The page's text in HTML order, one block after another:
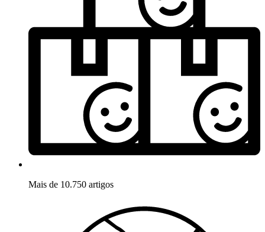
Mais de 10.750 artigos